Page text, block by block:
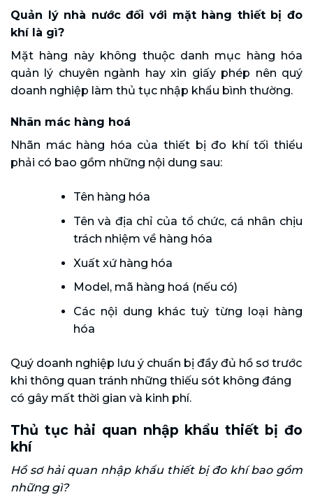
Quản lý nhà nước đối với mặt hàng thiết bị đo
khí là gì?
Mặt hàng này không thuộc danh mục hàng hóa
quản lý chuyên ngành hay xin giấy phép nên quý
doanh nghiệp làm thủ tục nhập khẩu bình thường.
Nhãn mác hàng hoá
Nhãn mác hàng hóa của thiết bị đo khí tối thiểu
phải có bao gồm những nội dung sau:
Tên hàng hóa
Tên và địa chỉ của tổ chức, cá nhân chịu
trách nhiệm về hàng hóa
Xuất xứ hàng hóa
Model, mã hàng hoá (nếu có)
Các nội dung khác tuỳ từng loại hàng
hóa
Quý doanh nghiệp lưu ý chuẩn bị đầy đủ hồ sơ trước
khi thông quan tránh những thiếu sót không đáng
có gây mất thời gian và kinh phí.
Thủ tục hải quan nhập khẩu thiết bị đo
khí
Hồ sơ hải quan nhập khẩu thiết bị đo khí bao gồm
những gì?